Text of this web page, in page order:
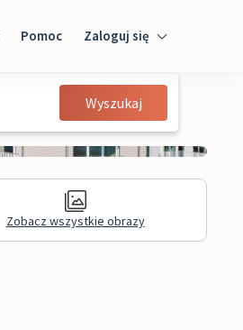
Pomoc Zaloguj się
Zaloguj się
Gość
Wyszukaj
Zobacz wszystkie obrazy